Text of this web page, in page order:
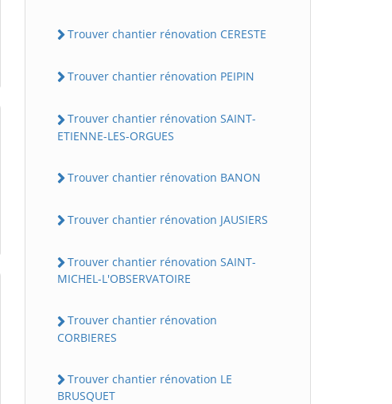
Trouver chantier rénovation CERESTE
Trouver chantier rénovation PEIPIN
Trouver chantier rénovation SAINT-
ETIENNE-LES-ORGUES
Trouver chantier rénovation BANON
Trouver chantier rénovation JAUSIERS
Trouver chantier rénovation SAINT-
MICHEL-L'OBSERVATOIRE
Trouver chantier rénovation
CORBIERES
Trouver chantier rénovation LE
BRUSQUET